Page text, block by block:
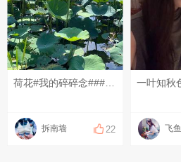
荷花#我的碎碎念###昆山有哪些美景？#每#6月的昆山#天一条昆友圈#
拆南墙 22 飞